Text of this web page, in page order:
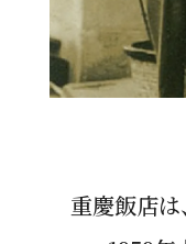
重慶飯店